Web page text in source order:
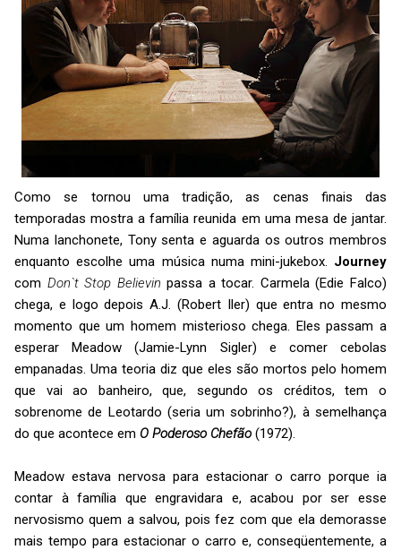
Como se tornou uma tradição, as cenas finais das
temporadas mostra a família reunida em uma mesa de jantar.
Numa lanchonete, Tony senta e aguarda os outros membros
enquanto escolhe uma música numa mini-jukebox. Journey
com Don`t Stop Believin passa a tocar. Carmela (Edie Falco)
chega, e logo depois A.J. (Robert Iler) que entra no mesmo
momento que um homem misterioso chega. Eles passam a
esperar Meadow (Jamie-Lynn Sigler) e comer cebolas
empanadas. Uma teoria diz que eles são mortos pelo homem
que vai ao banheiro, que, segundo os créditos, tem o
sobrenome de Leotardo (seria um sobrinho?), à semelhança
do que acontece em O Poderoso Chefão (1972).
Meadow estava nervosa para estacionar o carro porque ia
contar à família que engravidara e, acabou por ser esse
nervosismo quem a salvou, pois fez com que ela demorasse
mais tempo para estacionar o carro e, conseqüentemente, a